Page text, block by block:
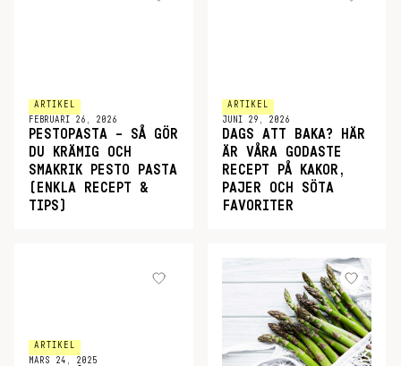
ARTIKEL
FEBRUARI 26, 2026
PESTOPASTA – SÅ GÖR
DU KRÄMIG OCH
SMAKRIK PESTO PASTA
(ENKLA RECEPT &
TIPS)
ARTIKEL
JUNI 29, 2026
DAGS ATT BAKA? HÄR
ÄR VÅRA GODASTE
RECEPT PÅ KAKOR,
PAJER OCH SÖTA
FAVORITER
ARTIKEL
MARS 24, 2025